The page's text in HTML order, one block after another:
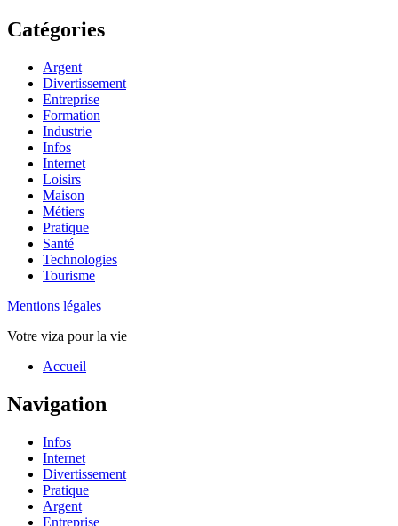
Catégories
Argent
Divertissement
Entreprise
Formation
Industrie
Infos
Internet
Loisirs
Maison
Métiers
Pratique
Santé
Technologies
Tourisme
Mentions légales
Votre viza pour la vie
Haut
page
Accueil
Navigation
Infos
Internet
Divertissement
Pratique
Argent
Entreprise